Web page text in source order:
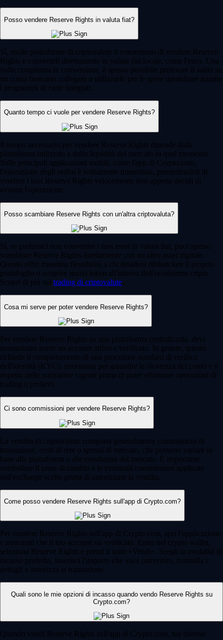
Posso vendere Reserve Rights in valuta fiat?
Sì, molte piattaforme di criptovalute ti consentono di vendere Reserve
Rights e convertirli direttamente in valuta fiat locale, come l'euro. Una
volta completata la conversione, è spesso possibile prelevare il saldo su
un conto bancario collegato o utilizzarlo per le spese quotidiane tramite
i programmi di carte integrati.
Quanto tempo ci vuole per vendere Reserve Rights?
Il tempo necessario per vendere Reserve Rights dipende dalla
piattaforma utilizzata e dalla liquidità del mercato in quel momento.
Sulle principali applicazioni mobili, come l'app di Crypto.com,
l'esecuzione degli ordini è solitamente immediata, permettendoti di
vendere i tuoi Reserve Rights velocemente non appena decidi di
avviare l'operazione.
Posso scambiare Reserve Rights con un'altra criptovaluta?
Sì, se preferisci non convertire i tuoi asset in valuta fiat, puoi spesso
scambiare Reserve Rights direttamente con un altro asset digitale.
Questo offre massima flessibilità a chi desidera ribilanciare il proprio
portafoglio o scoprire nuovi token all'interno dell'ecosistema cripto.
Scopri di più sul trading di criptovalute
Cosa mi serve per poter vendere Reserve Rights?
Per vendere Reserve Rights su una piattaforma centralizzata, devi
innanzitutto avere un account attivo e verificato. In genere, questo
richiede il completamento di una procedura standard di verifica
dell'identità (KYC), necessaria per garantire la sicurezza del conto e il
rispetto delle normative vigenti prima di poter effettuare operazioni di
trading o prelievi.
Ci sono commissioni per vendere Reserve Rights?
La vendita di criptovalute comporta generalmente commissioni di
transazione, costi di rete o spread di mercato, che possono variare in
base alla piattaforma e alle condizioni del mercato. È importante
controllare il tasso di cambio e le eventuali commissioni applicate
sull'exchange scelto prima di autorizzare la vendita.
Come posso vendere Reserve Rights sull'app di Crypto.com?
Per vendere Reserve Rights sull'app di Crypto.com, apri l'applicazione
e assicurati che il tuo account sia verificato. Entra nel crypto wallet,
seleziona Reserve Rights e premi il tasto «Vendi». Scegli la modalità di
incasso preferita, inserisci l'importo che vuoi convertire, controlla i
dettagli e autorizza la transazione.
Quali sono le mie opzioni di incasso quando vendo Reserve Rights su
Crypto.com?
Quando vendi Reserve Rights sull'app di Crypto.com, hai diverse